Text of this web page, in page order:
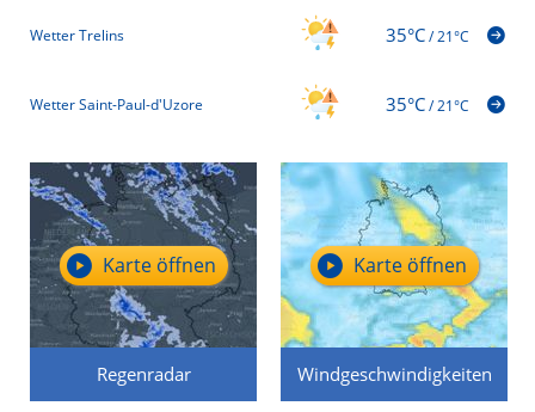
Wetter Trelins 35°C/21°C
Wetter Saint-Paul-d'Uzore 35°C/21°C
Regenradar
Karte öffnen
Windgeschwindigkeiten
Karte öffnen